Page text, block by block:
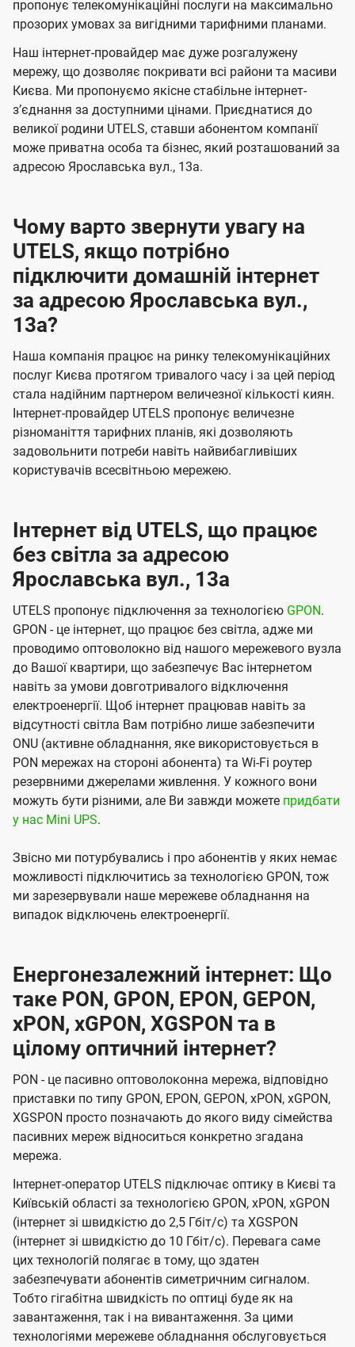
ї
U
t
e
l
s
а
ч
е
н
н
я
а
ч
е
н
н
я
пропонує телекомунікаційні послуги на максимально
прозорих умовах за вигідними тарифними планами.
Наш інтернет-провайдер має дуже розгалужену
мережу, що дозволяє покривати всі райони та масиви
Києва. Ми пропонуємо якісне стабільне інтернет-
зʼєднання за доступними цінами. Приєднатися до
великої родини UTELS, ставши абонентом компанії
може приватна особа та бізнес, який розташований за
адресою Ярославська вул., 13а.
Чому варто звернути увагу на
UTELS, якщо потрібно
підключити домашній інтернет
за адресою Ярославська вул.,
13а?
Наша компанія працює на ринку телекомунікаційних
послуг Києва протягом тривалого часу і за цей період
стала надійним партнером величезної кількості киян.
Інтернет-провайдер UTELS пропонує величезне
різноманіття тарифних планів, які дозволяють
задовольнити потреби навіть найвибагливіших
користувачів всесвітньою мережею.
Інтернет від UTELS, що працює
без світла за адресою
Ярославська вул., 13а
UTELS пропонує підключення за технологією GPON.
GPON - це інтернет, що працює без світла, адже ми
проводимо оптоволокно від нашого мережевого вузла
до Вашої квартири, що забезпечує Вас інтернетом
навіть за умови довготривалого відключення
електроенергії. Щоб інтернет працював навіть за
відсутності світла Вам потрібно лише забезпечити
ONU (активне обладнання, яке використовується в
PON мережах на стороні абонента) та Wi-Fi роутер
резервними джерелами живлення. У кожного вони
можуть бути різними, але Ви завжди можете придбати
у нас Mini UPS.
Звісно ми потурбувались і про абонентів у яких немає
можливості підключитись за технологією GPON, тож
ми зарезервували наше мережеве обладнання на
випадок відключень електроенергії.
Енергонезалежний інтернет: Що
таке PON, GPON, EPON, GEPON,
xPON, xGPON, XGSPON та в
цілому оптичний інтернет?
PON - це пасивно оптоволоконна мережа, відповідно
приставки по типу GPON, EPON, GEPON, xPON, xGPON,
XGSPON просто позначають до якого виду сімейства
пасивних мереж відноситься конкретно згадана
мережа.
Інтернет-оператор UTELS підключає оптику в Києві та
Київській області за технологією GPON, xPON, xGPON
(інтернет зі швидкістю до 2,5 Гбіт/с) та XGSPON
(інтернет зі швидкістю до 10 Гбіт/с). Перевага саме
цих технологій полягає в тому, що здатен
забезпечувати абонентів симетричним сигналом.
Тобто гігабітна швидкість по оптиці буде як на
завантаження, так і на вивантаження. За цими
технологіями мережеве обладнання обслуговується